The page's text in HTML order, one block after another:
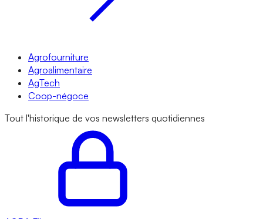
Agrofourniture
Agroalimentaire
AgTech
Coop-négoce
Tout l'historique de vos newsletters quotidiennes